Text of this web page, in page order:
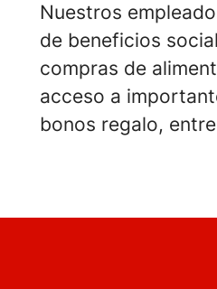
Nuestros
de beneficios
compras de
acceso a
bonos regalo,